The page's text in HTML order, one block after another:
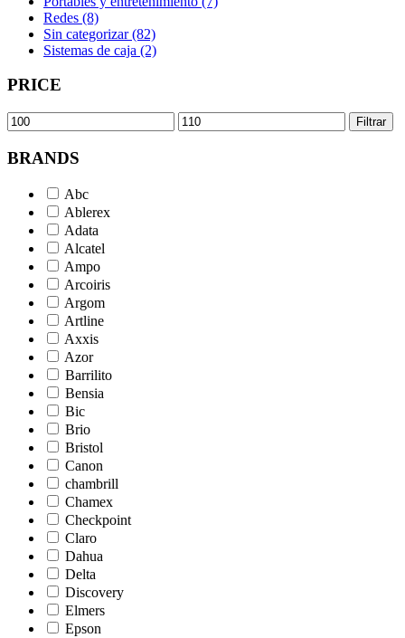
Redes (8)
Sin categorizar (82)
Sistemas de caja (2)
PRICE
Precio
mínimo
Precio
máximo
Filtrar
BRANDS
Abc
Ablerex
Adata
Alcatel
Ampo
Arcoiris
Argom
Artline
Axxis
Azor
Barrilito
Bensia
Bic
Brio
Bristol
Canon
chambrill
Chamex
Checkpoint
Claro
Dahua
Delta
Discovery
Elmers
Epson